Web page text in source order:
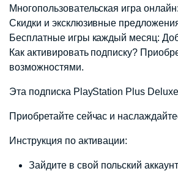
Многопользовательская игра
Скидки и эксклюзивные
Бесплатные игры каждый месяц:
Как активировать подписку?
возможностями.
Эта подписка PlayStation Plus
Приобретайте сейчас и
Инструкция по активации:
Зайдите в свой польский